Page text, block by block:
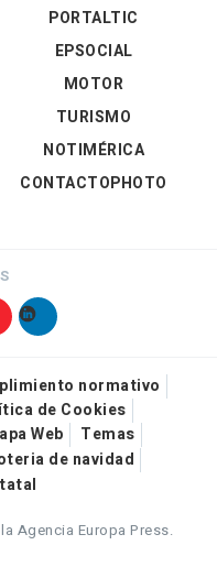
PORTALTIC
EPSOCIAL
MOTOR
TURISMO
NOTIMÉRICA
CONTACTOPHOTO
normativo
de Cookies
Web
Temas
de navidad
Agencia Europa Press.